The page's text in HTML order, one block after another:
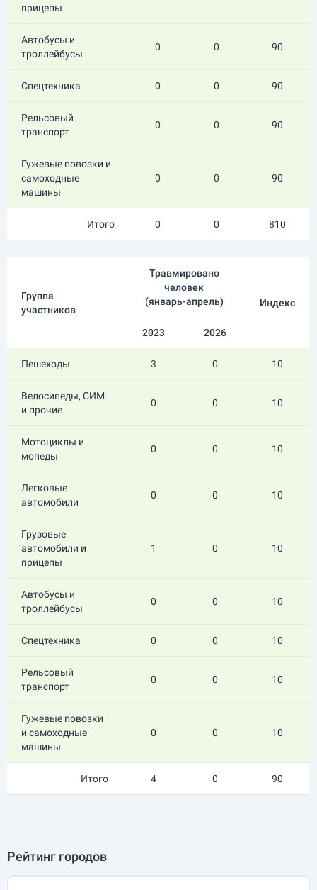
прицепы
Автобусы и
троллейбусы
0 0 90
Спецтехника 0 0 90
Рельсовый
транспорт
0 0 90
Гужевые повозки и
самоходные
машины
0 0 90
Итого 0 0 810
Группа
участников
Травмировано
человек
(январь-апрель) Индекс
2023 2026
Пешеходы 3 0 10
Велосипеды, СИМ
и прочие
0 0 10
Мотоциклы и
мопеды
0 0 10
Легковые
автомобили
0 0 10
Грузовые
автомобили и
прицепы
1 0 10
Автобусы и
троллейбусы
0 0 10
Спецтехника 0 0 10
Рельсовый
транспорт
0 0 10
Гужевые повозки
и самоходные
машины
0 0 10
Итого 4 0 90
Рейтинг городов